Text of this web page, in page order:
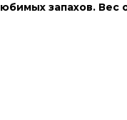
запахов. Вес